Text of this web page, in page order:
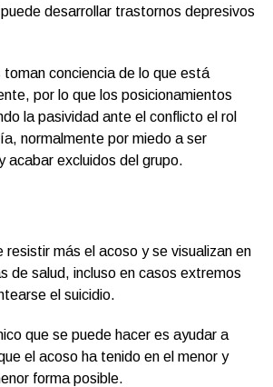
desarrollar trastornos depresivos
conciencia de lo que está
por lo que los posicionamientos
la pasividad ante el conflicto el rol
normalmente por miedo a ser
acabar excluidos del grupo.
resistir más el acoso y se visualizan en
de salud, incluso en casos extremos
el suicidio.
que se puede hacer es ayudar a
el acoso ha tenido en el menor y
forma posible.